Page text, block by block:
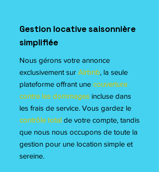
Gestion locative saisonnière
simplifiée
Nous gérons votre annonce
exclusivement sur Airbnb, la seule
plateforme offrant une couverture
contre les dommages incluse dans
les frais de service. Vous gardez le
contrôle total de votre compte, tandis
que nous nous occupons de toute la
gestion pour une location simple et
sereine.